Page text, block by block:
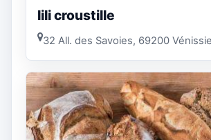
lili croustille
32 All. des Savoies, 69200